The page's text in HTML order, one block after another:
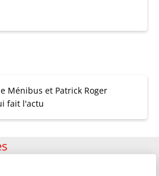
Ménibus et Patrick Roger
fait l'actu